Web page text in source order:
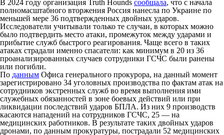
В 2024 году организация Truth Hounds сообщала, что с начала
полномасштабного вторжения Россия нанесла по Украине по
меньшей мере 36 подтвержденных двойных ударов.
Исследователи учитывали только те случаи, в которых можно
было подтвердить место атаки, промежуток между ударами и
прибытие служб быстрого реагирования. Чаще всего в таких
атаках страдали именно спасатели: как минимум в 20 из 36
проанализированных случаев сотрудники ГСЧС были ранены
или погибли.
По данным Офиса генерального прокурора, на данный момент
зарегистрировано 34 уголовных производства по фактам атак на
сотрудников экстренных служб во время выполнения ими
служебных обязанностей в зоне боевых действий или при
ликвидации последствий ударов БПЛА. Из них 9 производств
касаются нападений на сотрудников ГСЧС, 25 — на
медицинских работников. В результате таких двойных ударов
дронами, по данным прокуратуры, пострадали 52 медицинских